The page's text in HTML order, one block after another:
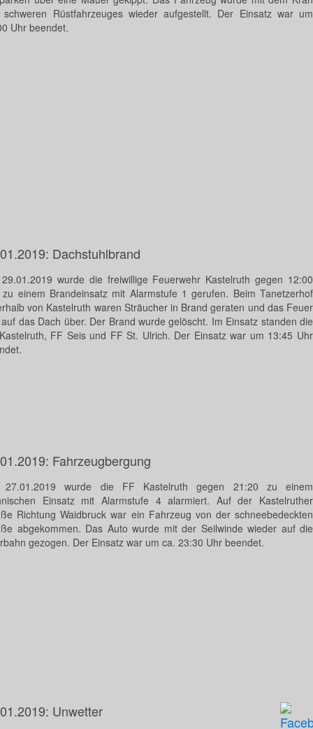
schweren Rüstfahrzeuges wieder aufgestellt. Der Einsatz war um
Uhr beendet.
Dachstuhlbrand
wurde die freiwillige Feuerwehr Kastelruth gegen 12:00
einem Brandeinsatz mit Alarmstufe 1 gerufen. Beim Tanetzerhof
von Kastelruth waren Sträucher in Brand geraten und das Feuer
das Dach über. Der Brand wurde gelöscht. Im Einsatz standen die
FF Seis und FF St. Ulrich. Der Einsatz war um 13:45 Uhr
Fahrzeugbergung
27.01.2019 wurde die FF Kastelruth gegen 21:20 zu einem
Einsatz mit Alarmstufe 4 alarmiert. Auf der Kastelruther
Richtung Waidbruck war ein Fahrzeug von der schneebedeckten
abgekommen. Das Auto wurde mit der Seilwinde wieder auf die
gezogen. Der Einsatz war um ca. 23:30 Uhr beendet.
Unwetter